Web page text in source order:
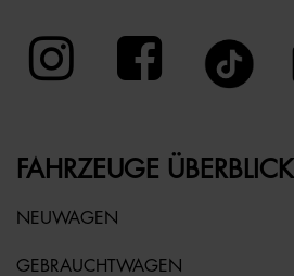
FAHRZEUGE ÜBERBLICK
NEUWAGEN
GEBRAUCHTWAGEN